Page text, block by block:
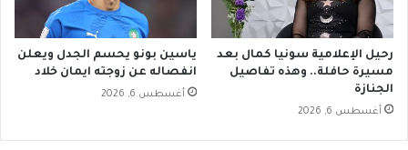
رحيل الإعلامية سونيا كمال بعد
مسيرة حافلة.. وهذه تفاصيل
الجنازة
أغسطس 6, 2026
ياسين بونو يحسم الجدل ويعلن
انفصاله عن زوجته ايمان خلاد
أغسطس 6, 2026